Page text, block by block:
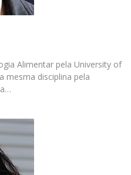
Alimentar pela University of
mesma disciplina pela